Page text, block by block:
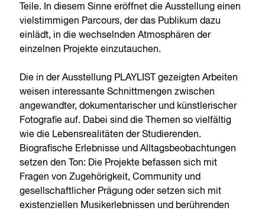
Teile. In diesem Sinne eröffnet die Ausstellung einen
vielstimmigen Parcours, der das Publikum dazu
einlädt, in die wechselnden Atmosphären der
einzelnen Projekte einzutauchen.
Die in der Ausstellung PLAYLIST gezeigten Arbeiten
weisen interessante Schnittmengen zwischen
angewandter, dokumentarischer und künstlerischer
Fotografie auf. Dabei sind die Themen so vielfältig
wie die Lebensrealitäten der Studierenden.
Biografische Erlebnisse und Alltagsbeobachtungen
setzen den Ton: Die Projekte befassen sich mit
Fragen von Zugehörigkeit, Community und
gesellschaftlicher Prägung oder setzen sich mit
existenziellen Musikerlebnissen und berührenden